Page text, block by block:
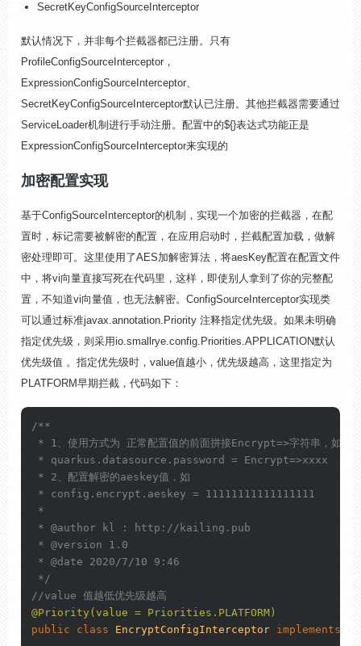
SecretKeyConfigSourceInterceptor
默认情况下，并非每个拦截器都已注册。只有
ProfileConfigSourceInterceptor，
ExpressionConfigSourceInterceptor、
SecretKeyConfigSourceInterceptor默认已注册。其他拦截器需要通过
ServiceLoader机制进行手动注册。配置中的${}表达式功能正是
ExpressionConfigSourceInterceptor来实现的
加密配置实现
基于ConfigSourceI nterceptor的机制，实现一个加密的拦截器，在配
置时，标记需要被解密的配置，在应用启动时，拦截配置加载，做解
密处理即可。这里使用了AES加解密算法，将aesKey配置在配置文件
中，将vi向量直接写死在代码里，这样，即使别人拿到了你的完整配
置，不知道vi向量值，也无法解密。ConfigSourceInterceptor实现类
可以通过标准javax.annotation.Priority 注释指定优先级。如果未明确
指定优先级，则采用io.smallrye.config.Priorities.APPLICATION默认
优先级值 。指定优先级时，value值越小，优先级越高，这里指定为
PLATFORM早期拦截， 代码如下：
/**
* 1、使用方式为 正常配置值的前面拼接Encrypt=>字符串，如
* quarkus.datasource.password = Encrypt=>xxxx
* 2、配置解密的aeskey值，如
* config.encrypt.aeskey = 11111111111111111
*
* @author kl : http://kailing.pub
* @version 1.0
* @date 2020/7/10 9:46
*/
//value 值越低优先级越高
@Priority(value = Priorities.PLATFORM)
public
class EncryptConfigInterceptor implements